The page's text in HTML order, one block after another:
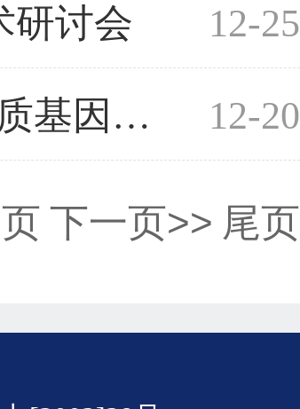
研讨会 12-25
“国家濒危野生动植物种质基因保护中心”在生命科学学院建立 12-20
下一页>> 尾页